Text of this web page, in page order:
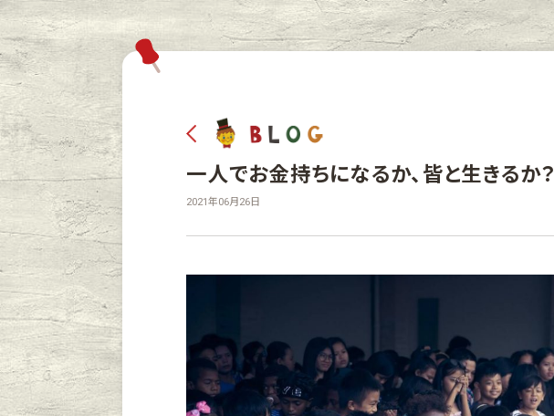
一人でお金持ちになるか、皆と生きるか？
2021年06月26日